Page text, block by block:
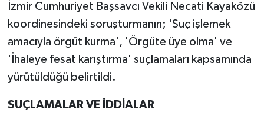
İzmir Cumhuriyet Başsavcı Vekili Necati Kayaközü
koordinesindeki soruşturmanın; 'Suç işlemek
amacıyla örgüt kurma', 'Örgüte üye olma' ve
'İhaleye fesat karıştırma' suçlamaları kapsamında
yürütüldüğü belirtildi.
SUÇLAMALAR VE İDDİALAR